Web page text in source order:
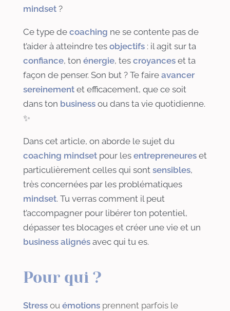
mindset ?
Ce type de coaching ne se contente pas de
t’aider à atteindre tes objectifs : il agit sur ta
confiance, ton énergie, tes croyances et ta
façon de penser. Son but ? Te faire avancer
sereinement et efficacement, que ce soit
dans ton business ou dans ta vie quotidienne.
✨
Dans cet article, on aborde le sujet du
coaching mindset pour les entrepreneures et
particulièrement celles qui sont sensibles,
très concernées par les problématiques
mindset. Tu verras comment il peut
t’accompagner pour libérer ton potentiel,
dépasser tes blocages et créer une vie et un
business alignés avec qui tu es.
Pour qui ?
Stress ou émotions prennent parfois le